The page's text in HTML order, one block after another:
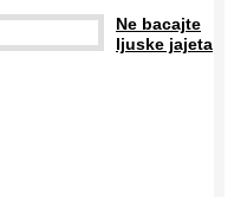
Ne bacajte
ljuske jajeta